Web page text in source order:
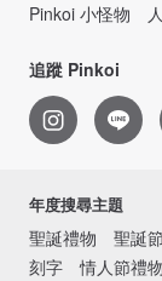
Pinkoi 小怪物
追蹤 Pinkoi
年度搜尋主題
聖誕禮物 聖誕節
刻字
情人節禮物